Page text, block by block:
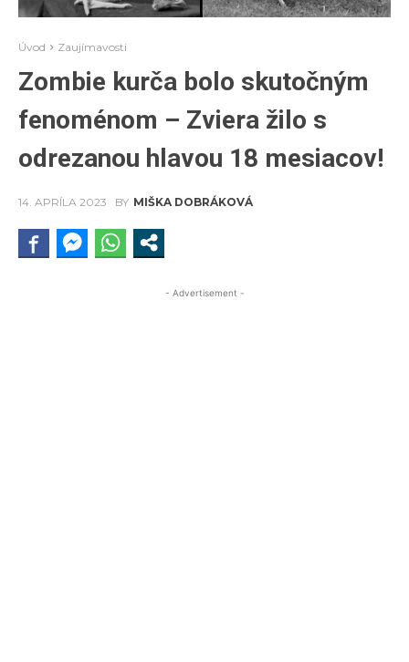
Úvod Zaujímavosti
Zombie kurča bolo skutočným
fenoménom – Zviera žilo s
odrezanou hlavou 18 mesiacov!
14. APRÍLA 2023 BY MIŠKA DOBRÁKOVÁ
- Advertisement -